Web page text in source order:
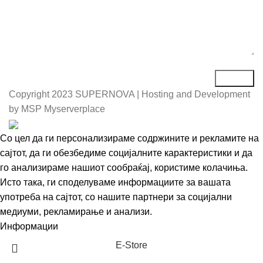
Copyright 2023 SUPERNOVA | Hosting and Development
by MSP Myserverplace
Со цел да ги персонализираме содржините и рекламите на
сајтот, да ги обезбедиме социјалните карактеристики и да
го анализираме нашиот сообраќај, користиме колачиња.
Исто така, ги споделуваме информациите за вашата
употреба на сајтот, со нашите партнери за социјални
медиуми, рекламирање и анализи.
Информации
Е-Store